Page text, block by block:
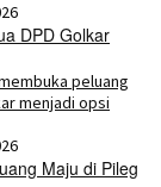
DPD Golkar
Maju di Pileg